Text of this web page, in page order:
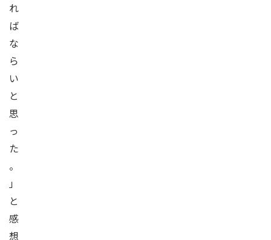
れ
ば
な
ら
い
と
思
っ
た
。
」
と
感
想